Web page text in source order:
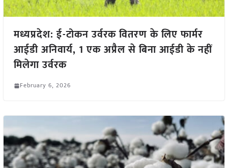
मध्यप्रदेश: ई-टोकन उर्वरक वितरण के लिए फार्मर
आईडी अनिवार्य, 1 एक अप्रैल से बिना आईडी के नहीं
मिलेगा उर्वरक
February 6, 2026